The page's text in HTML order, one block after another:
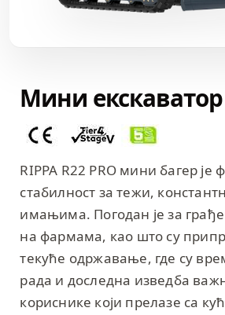
Мини екскаватор
RIPPA R22 PRO мини багер је
стабилност за тежи,
имањима. Погодан је за
на фармама, као што су
текуће одржавање, где су
рада и доследна изведба
кориснике који прелазе са